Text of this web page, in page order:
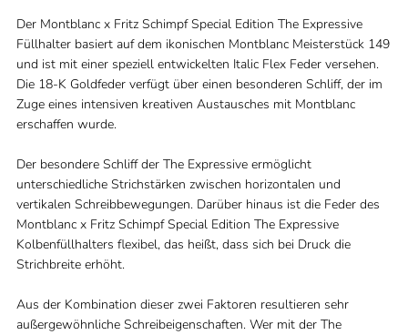
Der Montblanc x Fritz Schimpf Special Edition The Expressive
Füllhalter basiert auf dem ikonischen Montblanc Meisterstück 149
und ist mit einer speziell entwickelten Italic Flex Feder versehen.
Die 18-K Goldfeder verfügt über einen besonderen Schliff, der im
Zuge eines intensiven kreativen Austausches mit Montblanc
erschaffen wurde.
Der besondere Schliff der The Expressive ermöglicht
unterschiedliche Strichstärken zwischen horizontalen und
vertikalen Schreibbewegungen. Darüber hinaus ist die Feder des
Montblanc x Fritz Schimpf Special Edition The Expressive
Kolbenfüllhalters flexibel, das heißt, dass sich bei Druck die
Strichbreite erhöht.
Aus der Kombination dieser zwei Faktoren resultieren sehr
außergewöhnliche Schreibeigenschaften. Wer mit der The